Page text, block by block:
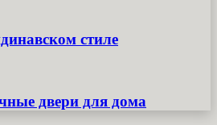
стиле
двери для дома